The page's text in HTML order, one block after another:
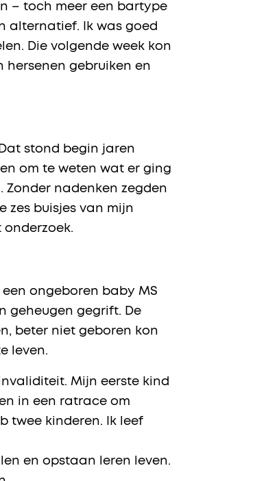
– toch meer een bartype
alternatief. Ik was goed
Die volgende week kon
hersenen gebruiken en
stond begin jaren
om te weten wat er ging
Zonder nadenken zegden
zes buisjes van mijn
onderzoek.
ongeboren baby MS
geheugen gegrift. De
beter niet geboren kon
leven.
Mijn eerste kind
in een ratrace om
twee kinderen. Ik leef
en opstaan leren leven.